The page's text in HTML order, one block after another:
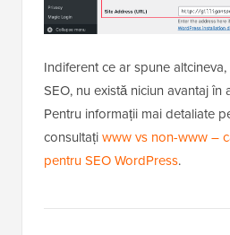
Indiferent ce ar spune
SEO, nu există niciun avantaj în
Pentru informații mai detaliate
consultațiwww vs non-www –
pentru SEO WordPress.